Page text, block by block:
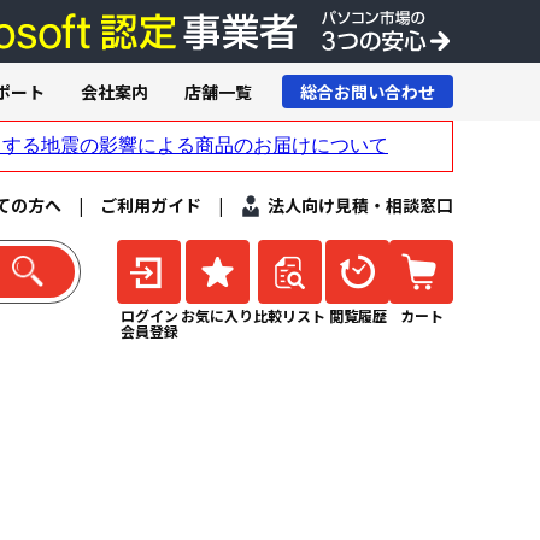
の方へ | ご利用ガイド | 法人向け見積・相談窓口
ログイン
会員登録
お気に入り 比較リスト 閲覧履歴 カート
ート 会社案内 店舗一覧 総合お問い合わせ